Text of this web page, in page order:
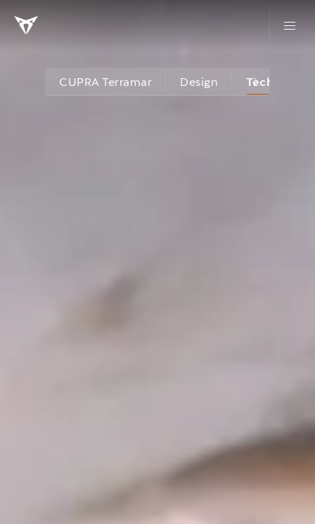
CUPRA Terramar Design